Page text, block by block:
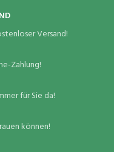
Versand!
Zahlung!
für Sie da!
können!